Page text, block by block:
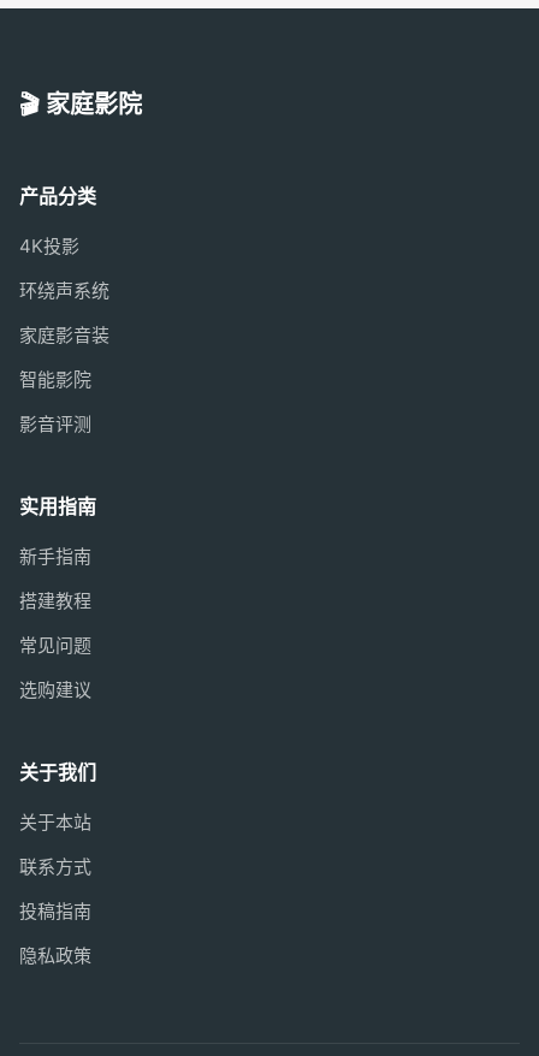
🎬 家庭影院
产品分类
4K投影
环绕声系统
家庭影音装
智能影院
影音评测
实用指南
新手指南
搭建教程
常见问题
选购建议
关于我们
关于本站
联系方式
投稿指南
隐私政策